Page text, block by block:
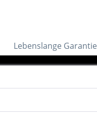
Lebenslange Garantie